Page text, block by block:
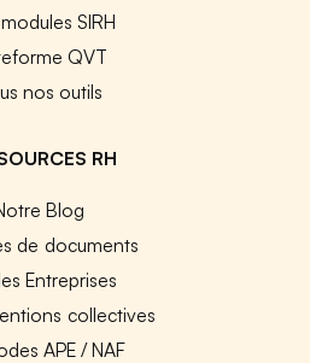
SIRH
QVT
nos outils
RH
Blog
de documents
Entreprises
collectives
APE / NAF